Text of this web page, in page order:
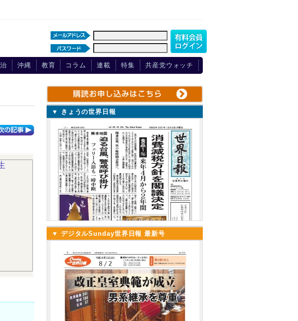
沖縄 教育 コラム 連載 特集 共産党ウォッチ
▼ きょうの世界日報
▼ デジタルSunday世界日報 最新号